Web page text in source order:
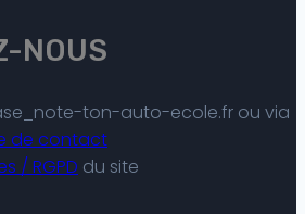
NOUS
ton-auto-ecole.fr ou via
de contact
/ RGPD du site